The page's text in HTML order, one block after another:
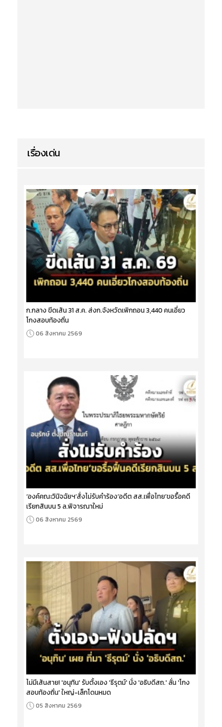
เรื่องเด่น
ก.กลาง ขีดเส้น 31 ส.ค. ส่งก.จังหวัดเพิกถอน 3,440 คนเอี่ยว
โกงสอบท้องถิ่น
06 สิงหาคม 2569
‘องค์คณะวินิจฉัยฯ’สั่งไม่รับคำร้อง‘อดีต สส.เพื่อไทย’ขอรื้อคดี
เรียกสินบน 5 ล.พิจารณาใหม่
06 สิงหาคม 2569
ไม่มีเส้นสาย! 'อนุทิน' รับตั้งเอง 'ธีรุตม์' นั่ง 'อธิบดีสถ.' ลั่น 'โกง
สอบท้องถิ่น' ใหญ่-เล็กโดนหมด
05 สิงหาคม 2569